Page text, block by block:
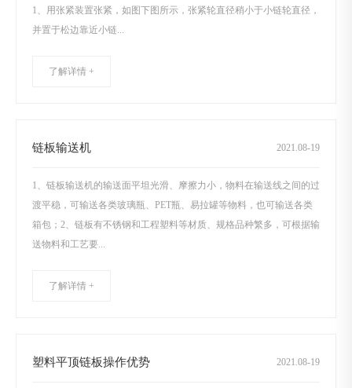
1、用张紧装置张紧，如图下图所示，张紧轮直径稍小于小链轮直径，
并置于松边靠近小链...
了解详情 +
2021.08-19
链板输送机
1、链板输送机的输送面平坦光滑、摩擦力小，物料在输送线之间的过
渡平稳，可输送各类玻璃瓶、PET瓶、易拉罐等物料，也可输送各类
箱包；2、链板有不锈钢和工程塑料等材质、规格品种繁多，可根据输
送物料和工艺要...
了解详情 +
2021.08-19
塑料平顶链板操作优势